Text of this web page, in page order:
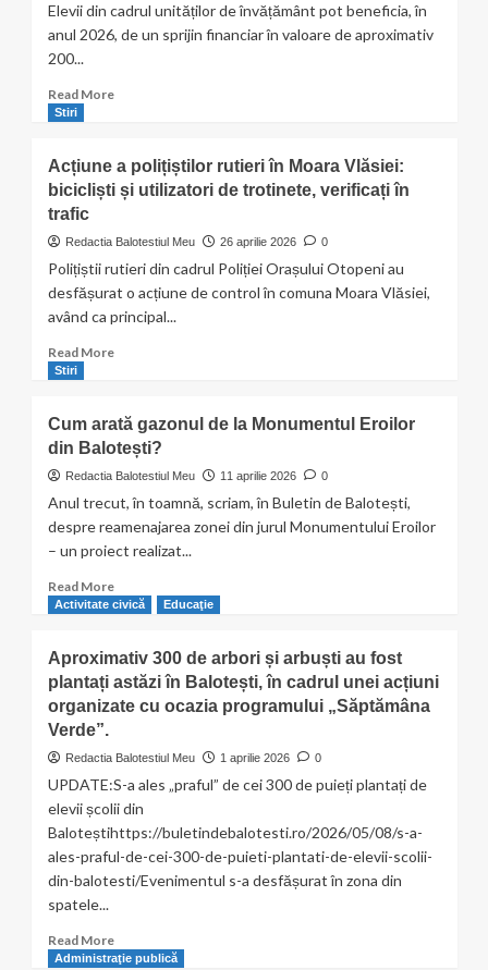
300
de
de
din
Balotești
Elevii din cadrul unităților de învățământ pot beneficia, în
anul 2026, de un sprijin financiar în valoare de aproximativ
200...
Read MoreRead
din
Balotești
primi
de
euro
pentru
unui
limită:
15
2026
Stiri
Acțiune a polițiștilor rutieri în Moara Vlăsiei:
bicicliști și utilizatori de trotinete, verificați în
trafic
Redactia Balotestiul Meu 26 aprilie 2026 0
Polițiștii rutieri din cadrul Poliției Orașului Otopeni au
desfășurat o acțiune de control în comuna Moara Vlăsiei,
având ca principal...
Read MoreRead
a
polițiștilor
rutieri
Moara
Vlăsiei:
bicicliști
utilizatori
de
verificați
în
trafic
Stiri
Cum arată gazonul de la Monumentul Eroilor
din Balotești?
Redactia Balotestiul Meu 11 aprilie 2026 0
Anul trecut, în toamnă, scriam, în Buletin de Balotești,
despre reamenajarea zonei din jurul Monumentului Eroilor
– un proiect realizat...
Read MoreRead
more
arată
gazonul
de
din
Balotești?
Activitate civică Educaţie
Aproximativ 300 de arbori și arbuști au fost
plantați astăzi în Balotești, în cadrul unei acțiuni
organizate cu ocazia programului „Săptămâna
Verde”.
Redactia Balotestiul Meu 1 aprilie 2026 0
UPDATE:S-a ales „praful” de cei 300 de puieți plantați de
elevii școlii din
Baloteștihttps://buletindebalotesti.ro/2026/05/08/s-a-
ales-praful-de-cei-300-de-puieti-plantati-de-elevii-scolii-
din-balotesti/Evenimentul s-a desfășurat în zona din
spatele...
Read MoreRead
more
Administraţie publică